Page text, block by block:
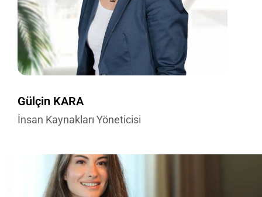
Gülçin KARA
İnsan Kaynakları Yöneticisi